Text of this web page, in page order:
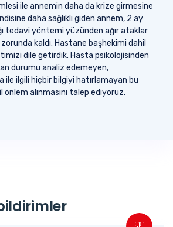
ile annemin daha da krize girmesine
daha sağlıklı giden annem, 2 ay
tedavi yöntemi yüzünden ağır ataklar
kaldı. Hastane başhekimi dahil
dile getirdik. Hasta psikolojisinden
durumu analiz edemeyen,
ile ilgili hiçbir bilgiyi hatırlamayan bu
önlem alınmasını talep ediyoruz.